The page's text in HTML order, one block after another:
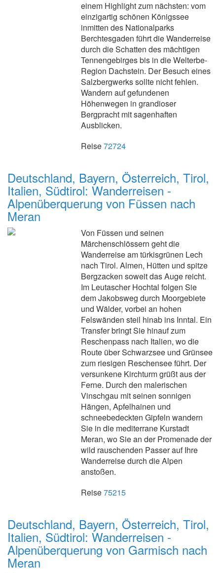
einem Highlight zum nächsten: vom
einzigartig schönen Königssee
inmitten des Nationalparks
Berchtesgaden führt die Wanderreise
durch die Schatten des mächtigen
Tennengebirges bis in die Welterbe-
Region Dachstein. Der Besuch eines
Salzbergwerks sollte nicht fehlen.
Wandern auf gefundenen
Höhenwegen in grandioser
Bergpracht mit sagenhaften
Ausblicken.
Reise72724
Deutschland, Bayern, Österreich, Tirol,
Italien, Südtirol: Wanderreisen -
Alpenüberquerung von Füssen nach
Meran
Von Füssen und seinen
Märchenschlössern geht die
Wanderreise am türkisgrünen Lech
nach Tirol. Almen, Hütten und spitze
Bergzacken soweit das Auge reicht.
Im Leutascher Hochtal folgen Sie
dem Jakobsweg durch Moorgebiete
und Wälder, vorbei an hohen
Felswänden steil hinab ins Inntal. Ein
Transfer bringt Sie hinauf zum
Reschenpass nach Italien, wo die
Route über Schwarzsee und Grünsee
zum riesigen Reschensee führt. Der
versunkene Kirchturm grüßt aus der
Ferne. Durch den malerischen
Vinschgau mit seinen sonnigen
Hängen, Apfelhainen und
schneebedeckten Gipfeln wandern
Sie in die mediterrane Kurstadt
Meran, wo Sie an der Promenade der
wild rauschenden Passer auf Ihre
Wanderreise durch die Alpen
anstoßen.
Reise75215
Deutschland, Bayern, Österreich, Tirol,
Italien, Südtirol: Wanderreisen -
Alpenüberquerung von Garmisch nach
Meran